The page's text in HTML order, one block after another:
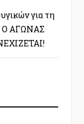
για τη
Ο ΑΓΩΝΑΣ